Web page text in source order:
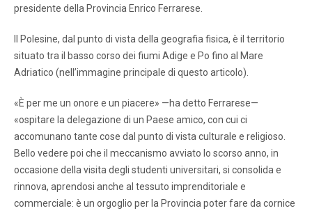
presidente della Provincia Enrico Ferrarese.
Il Polesine, dal punto di vista della geografia fisica, è il territorio
situato tra il basso corso dei fiumi Adige e Po fino al Mare
Adriatico (nell’immagine principale di questo articolo).
«È per me un onore e un piacere» —ha detto Ferrarese—
«ospitare la delegazione di un Paese amico, con cui ci
accomunano tante cose dal punto di vista culturale e religioso.
Bello vedere poi che il meccanismo avviato lo scorso anno, in
occasione della visita degli studenti universitari, si consolida e
rinnova, aprendosi anche al tessuto imprenditoriale e
commerciale: è un orgoglio per la Provincia poter fare da cornice